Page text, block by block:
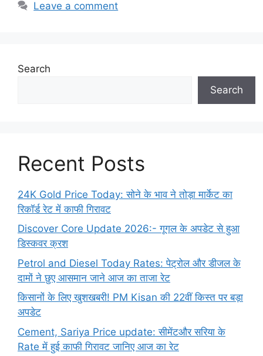
Leave a comment
Search
Search
Recent Posts
24K Gold Price Today: सोने के भाव ने तोड़ा मार्केट का
रिकॉर्ड रेट में काफी गिरावट
Discover Core Update 2026:- गूगल के अपडेट से हुआ
डिस्कवर क्रश
Petrol and Diesel Today Rates: पेट्रोल और डीजल के
दामों ने छुए आसमान जाने आज का ताजा रेट
किसानों के लिए खुशखबरी! PM Kisan की 22वीं किस्त पर बड़ा
अपडेट
Cement, Sariya Price update: सीमेंटऔर सरिया के
Rate में हुई काफी गिरावट जानिए आज का रेट